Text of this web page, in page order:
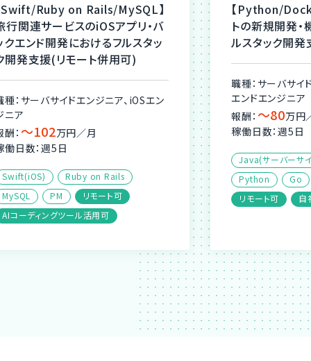
Swift/Ruby on Rails/MySQL】
行関連サービスのiOSアプリ・バ
クエンド開発におけるフルスタッ
開発支援(リモート併用可)
種：サーバサイドエンジニア、iOSエン
ニア
酬： 〜102万円／月
働日数：週5日
Swift(iOS)
Ruby on Rails
MySQL
PM
リモート可
AIコーディングツール活用可
【Python/
トの新規開発
ルスタック開
職種：サーバサイ
エンドエンジニア
報酬： 〜80万円
稼働日数：週5日
Java(サーバーサ
Python
Go
リモート可
自